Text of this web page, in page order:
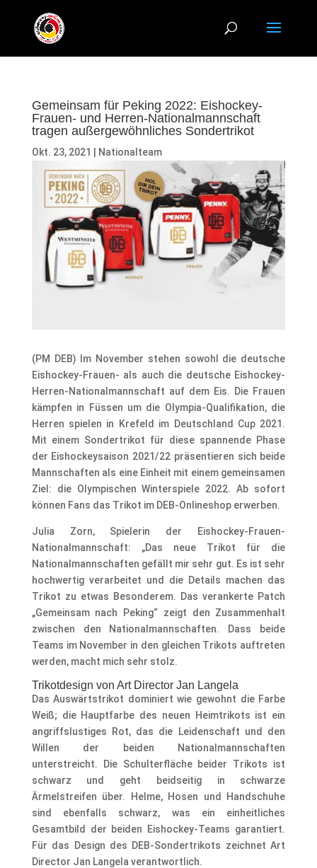
Gemeinsam für Peking 2022: Eishockey-
Frauen- und Herren-Nationalmannschaft
tragen außergewöhnliches Sondertrikot
Okt. 23, 2021 Nationalteam
(PM DEB) Im November stehen sowohl die deutsche
Eishockey-Frauen- als auch die deutsche Eishockey-
Herren-Nationalmannschaft auf dem Eis. Die Frauen
kämpfen in Füssen um die Olympia-Qualifikation, die
Herren spielen in Krefeld im Deutschland Cup 2021.
Mit einem Sondertrikot für diese spannende Phase
der Eishockeysaison 2021/22 präsentieren sich beide
Mannschaften als eine Einheit mit einem gemeinsamen
Ziel: die Olympischen Winterspiele 2022. Ab sofort
können Fans das Trikot im DEB-Onlineshop erwerben.
Julia Zorn, Spielerin der Eishockey-Frauen-
Nationalmannschaft: „Das neue Trikot für die
Nationalmannschaften gefällt mir sehr gut. Es ist sehr
hochwertig verarbeitet und die Details machen das
Trikot zu etwas Besonderem. Das verankerte Patch
„Gemeinsam nach Peking“ zeigt den Zusammenhalt
zwischen den Nationalmannschaften. Dass beide
Teams im November in den gleichen Trikots auftreten
werden, macht mich sehr stolz.
Trikotdesign von Art Director Jan Langela
Das Auswärtstrikot dominiert wie gewohnt die Farbe
Weiß; die Hauptfarbe des neuen Heimtrikots ist ein
angriffslustiges Rot, das die Leidenschaft und den
Willen der beiden Nationalmannschaften
unterstreicht. Die Schulterfläche beider Trikots ist
schwarz und geht beidseitig in schwarze
Ärmelstreifen über. Helme, Hosen und Handschuhe
sind ebenfalls schwarz, was ein einheitliches
Gesamtbild der beiden Eishockey-Teams garantiert.
Für das Design des DEB-Sondertrikots zeichnet Art
Director Jan Langela verantwortlich.